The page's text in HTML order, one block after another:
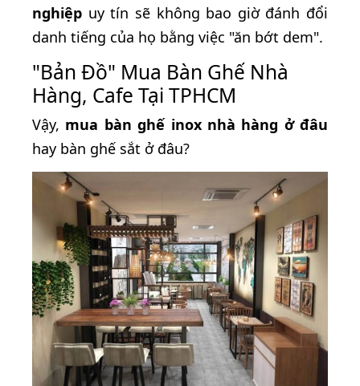
nghiệp uy tín sẽ không bao giờ đánh đổi
danh tiếng của họ bằng việc "ăn bớt dem".
"Bản Đồ" Mua Bàn Ghế Nhà
Hàng, Cafe Tại TPHCM
Vậy, mua bàn ghế inox nhà hàng ở đâu
hay bàn ghế sắt ở đâu?